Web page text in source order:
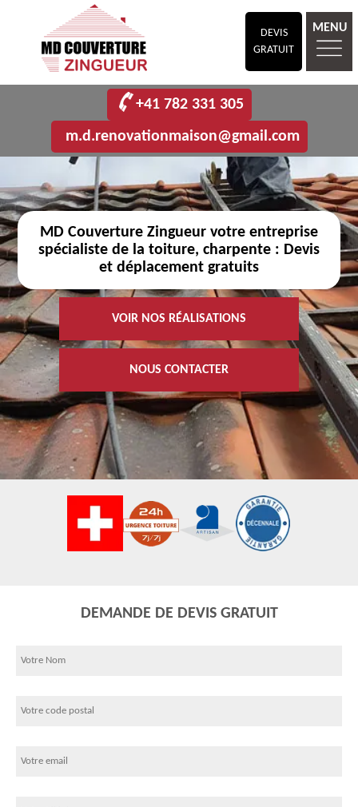
DEVIS
GRATUIT
MENU
+41 782 331 305
m.d.renovationmaison@gmail.com
MD Couverture Zingueur votre entreprise
spécialiste de la toiture, charpente : Devis
et déplacement gratuits
VOIR NOS RÉALISATIONS
NOUS CONTACTER
DEMANDE DE DEVIS GRATUIT